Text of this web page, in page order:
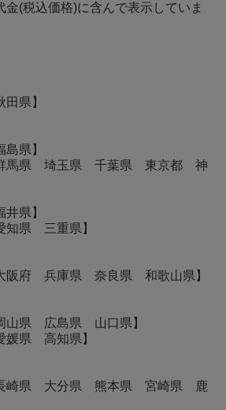
(税込価格)に含んで表示していま
県】
県】
馬県 埼玉県 千葉県 東京都 神
県】
県 三重県】
阪府 兵庫県 奈良県 和歌山県】
山県 広島県 山口県】
県 高知県】
崎県 大分県 熊本県 宮崎県 鹿